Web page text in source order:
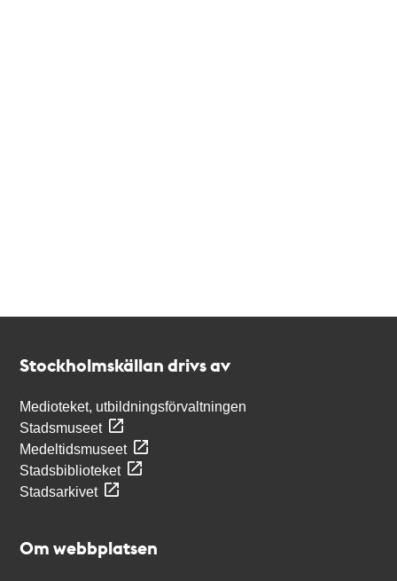
Stockholmskällan drivs av
Medioteket, utbildningsförvaltningen
Stadsmuseet
Medeltidsmuseet
Stadsbiblioteket
Stadsarkivet
Om webbplatsen